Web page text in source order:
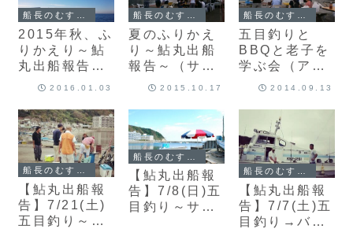
2015年秋、ふ
りかえり～鮎
丸出船報告～
カワハギ、イ
など
2016.01.03
夏のふりかえ
り～鮎丸出船
報告～（サ
バ、アジ、シ
ダ、ヒラメな
ど）
2015.10.17
五目釣りと
BBQと老子を
学ぶ会（アジ
サバ大漁2014.09.13
【鮎丸出船報
告】7/21(土)
五目釣り～サ
【鮎丸出船報
告】7/8(日)五
目釣り～サ
【鮎丸出船報
告】7/7(土)五
目釣り→バー